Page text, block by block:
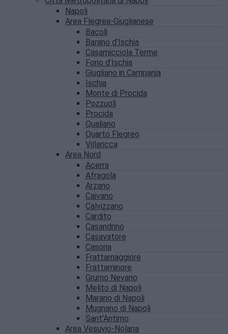
Napoli
Area Flegrea-Giuglianese
Bacoli
Barano d’Ischia
Casamicciola Terme
Forio d’Ischia
Giugliano in Campania
Ischia
Monte di Procida
Pozzuoli
Procida
Qualiano
Quarto Flegreo
Villaricca
Area Nord
Acerra
Afragola
Arzano
Caivano
Calvizzano
Cardito
Casandrino
Casavatore
Casoria
Frattamaggiore
Frattaminore
Grumo Nevano
Melito di Napoli
Marano di Napoli
Mugnano di Napoli
Sant’Antimo
Area Vesuvio-Nolana